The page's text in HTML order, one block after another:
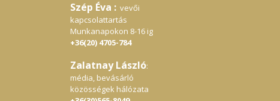
Szép Éva : vevői
kapcsolattartás
Munkanapokon 8-16 ig
+36(20) 4705-784
Zalatnay László:
média, bevásárló
közösségek hálózata